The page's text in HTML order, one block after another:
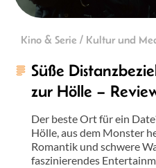
Kino & Serie / Kultur und
Süße
zur Hölle –
Der beste Ort für ein
Hölle, aus dem Monster
Romantik und schwere
faszinierendes